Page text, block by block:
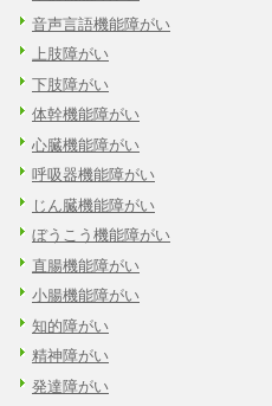
音声言語機能障がい
上肢障がい
下肢障がい
体幹機能障がい
心臓機能障がい
呼吸器機能障がい
じん臓機能障がい
ぼうこう機能障がい
直腸機能障がい
小腸機能障がい
知的障がい
精神障がい
発達障がい